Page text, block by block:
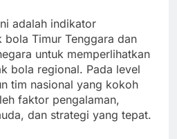
adalah indikator
bola Timur Tenggara dan
untuk memperlihatkan
bola regional. Pada level
tim nasional yang kokoh
faktor pengalaman,
dan strategi yang tepat.